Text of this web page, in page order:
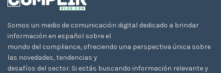
Somos un medio de comunicación digital dedicado a brindar
información en español sobre el
mundo del compliance, ofreciendo una perspectiva única sobre
las novedades, tendencias y
desafíos del sector. Si estás buscando información relevante y